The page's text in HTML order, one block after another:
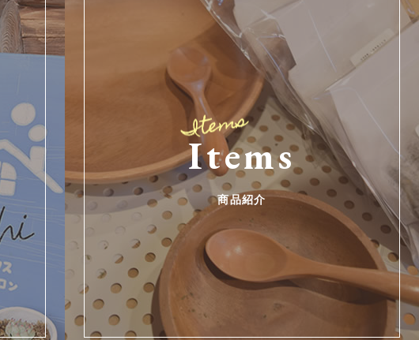
Items
商品紹介